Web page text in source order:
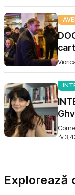
și
Explorează